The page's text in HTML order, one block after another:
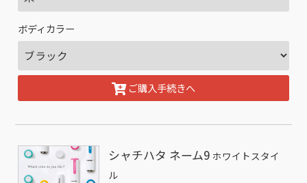
ボディカラー
ご購入手続きへ
シャチハタ ネーム9 ホワイトスタイ
ル